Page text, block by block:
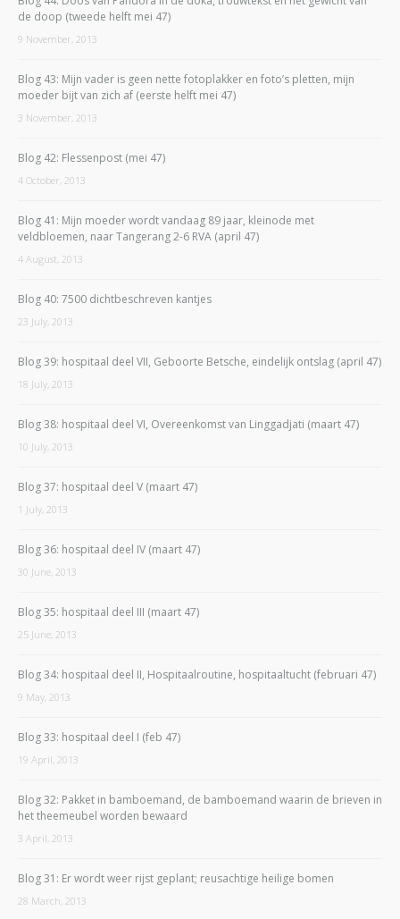
de doop (tweede helft mei 47)
9 November, 2013
Blog 43: Mijn vader is geen nette fotoplakker en foto’s pletten, mijn
moeder bijt van zich af (eerste helft mei 47)
3 November, 2013
Blog 42: Flessenpost (mei 47)
4 October, 2013
Blog 41: Mijn moeder wordt vandaag 89 jaar, kleinode met
veldbloemen, naar Tangerang 2-6 RVA (april 47)
4 August, 2013
Blog 40: 7500 dichtbeschreven kantjes
23 July, 2013
Blog 39: hospitaal deel VII, Geboorte Betsche, eindelijk ontslag (april 47)
18 July, 2013
Blog 38: hospitaal deel VI, Overeenkomst van Linggadjati (maart 47)
10 July, 2013
Blog 37: hospitaal deel V (maart 47)
1 July, 2013
Blog 36: hospitaal deel IV (maart 47)
30 June, 2013
Blog 35: hospitaal deel III (maart 47)
25 June, 2013
Blog 34: hospitaal deel II, Hospitaalroutine, hospitaaltucht (februari 47)
9 May, 2013
Blog 33: hospitaal deel I (feb 47)
19 April, 2013
Blog 32: Pakket in bamboemand, de bamboemand waarin de brieven in
het theemeubel worden bewaard
3 April, 2013
Blog 31: Er wordt weer rijst geplant; reusachtige heilige bomen
28 March, 2013